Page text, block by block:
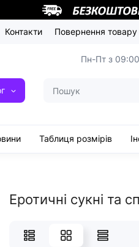
Контакти Повернення товару
Пн-Пт з
Таблиця розмірів
Еротичні сукні та